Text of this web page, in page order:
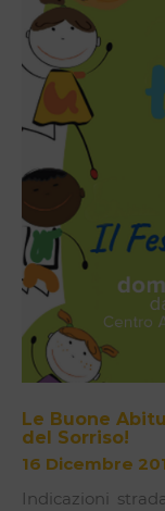
Le Buone
del Sorriso!
16 Dicembre
Indicazioni